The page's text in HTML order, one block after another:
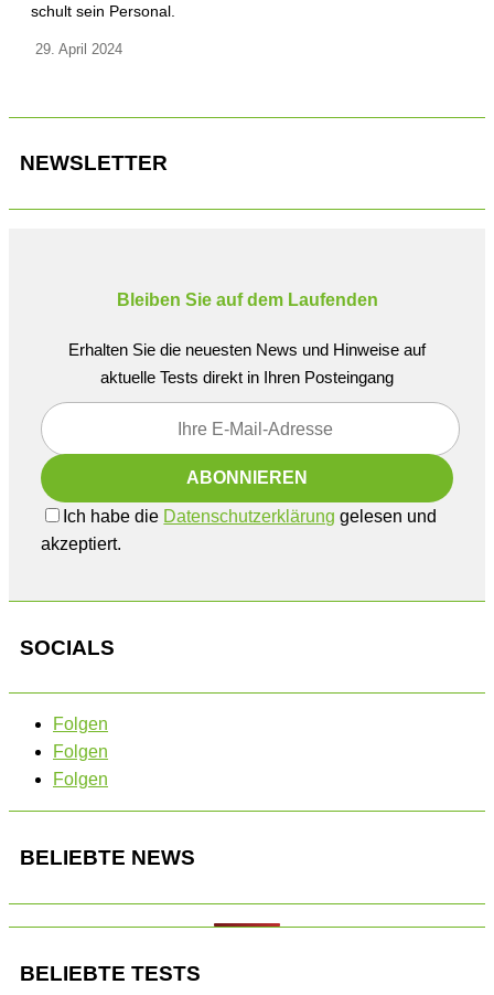
schult sein Personal.
29. April 2024
NEWSLETTER
Bleiben Sie auf dem Laufenden
Erhalten Sie die neuesten News und Hinweise auf
aktuelle Tests direkt in Ihren Posteingang
Ich habe die Datenschutzerklärung gelesen und
akzeptiert.
SOCIALS
Folgen
Folgen
Folgen
BELIEBTE NEWS
BELIEBTE TESTS